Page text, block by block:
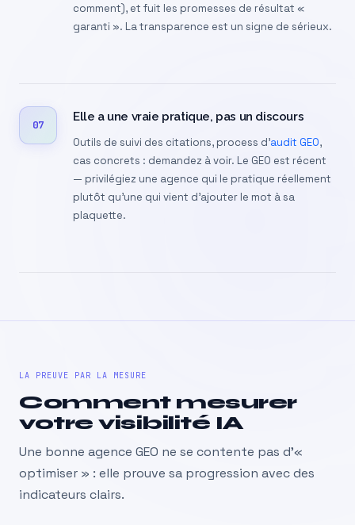
comment), et fuit les promesses de résultat «
garanti ». La transparence est un signe de sérieux.
07
Elle a une vraie pratique, pas un discours
Outils de suivi des citations, process d’audit GEO,
cas concrets : demandez à voir. Le GEO est récent
— privilégiez une agence qui le pratique réellement
plutôt qu’une qui vient d’ajouter le mot à sa
plaquette.
LA PREUVE PAR LA MESURE
Comment mesurer
votre visibilité IA
Une bonne agence GEO ne se contente pas d’«
optimiser » : elle prouve sa progression avec des
indicateurs clairs.